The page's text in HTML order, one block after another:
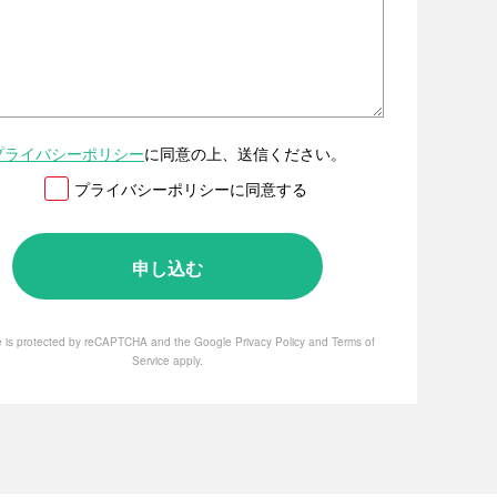
ライバシーポリシーに同意の上、送信ください。
プライバシーポリシーに同意する
is protected by reCAPTCHA and the Google Privacy Policy and Terms of
Service apply.